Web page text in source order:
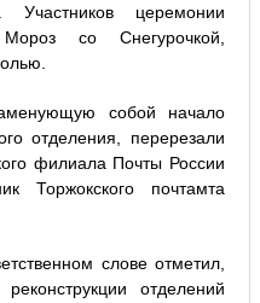
Участников церемонии
со Снегурочкой,
собой начало
отделения, перерезали
филиала Почты России
Торжокского почтамта
слове отметил,
отделений